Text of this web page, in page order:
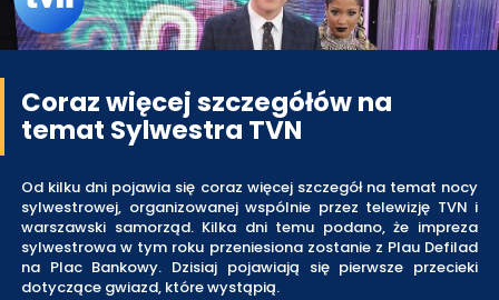
Coraz więcej szczegółów na
temat Sylwestra TVN
Od kilku dni pojawia się coraz więcej szczegół na temat nocy
sylwestrowej, organizowanej wspólnie przez telewizję TVN i
warszawski samorząd. Kilka dni temu podano, że impreza
sylwestrowa w tym roku przeniesiona zostanie z Plau Defilad
na Plac Bankowy. Dzisiaj pojawiają się pierwsze przecieki
dotyczące gwiazd, które wystąpią.